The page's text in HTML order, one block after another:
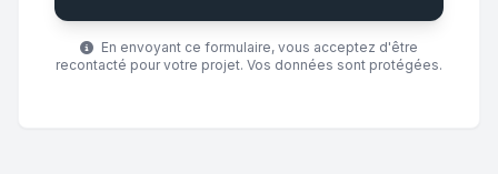
En envoyant ce formulaire, vous acceptez d'être
recontacté pour votre projet. Vos données sont protégées.